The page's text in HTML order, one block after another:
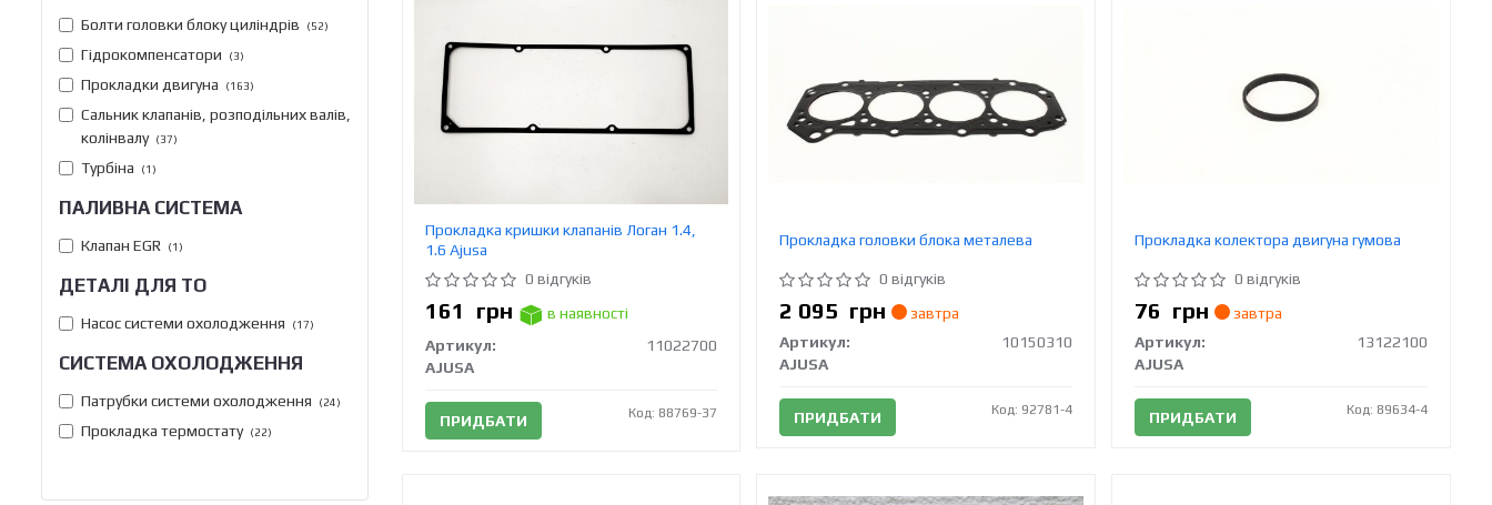
Болти головки блоку циліндрів (52)
Гідрокомпенсатори (3)
Прокладки двигуна (163)
Сальник клапанів, розподільних валів,
колінвалу (37)
Турбіна (1)
ПАЛИВНА СИСТЕМА
Клапан EGR (1)
ДЕТАЛІ ДЛЯ ТО
Насос системи охолодження (17)
СИСТЕМА ОХОЛОДЖЕННЯ
Патрубки системи охолодження (24)
Прокладка термостату (22)
Прокладка кришки клапанів Логан 1.4,
1.6 Аjusa
0 відгуків
161 грн
в наявності
Артикул:
11022700
AJUSA
ПРИДБАТИ Код: 88769-37
Прокладка головки блока металева
0 відгуків
2 095 грн
завтра
Артикул:
10150310
AJUSA
ПРИДБАТИ Код: 92781-4
Прокладка колектора двигуна гумова
0 відгуків
76 грн
завтра
Артикул:
13122100
AJUSA
ПРИДБАТИ Код: 89634-4